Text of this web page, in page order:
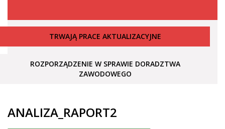
TRWAJĄ PRACE AKTUALIZACYJNE
ROZPORZĄDZENIE W SPRAWIE DORADZTWA
ZAWODOWEGO
ANALIZA_RAPORT2